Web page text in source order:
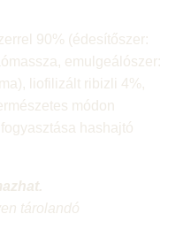
90% (édesítőszer:
emulgeálószer:
liofilizált ribizli 4%,
módon
hashajtó
tárolandó